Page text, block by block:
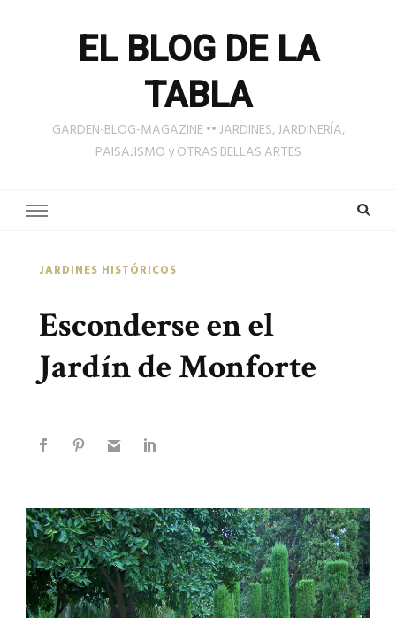
EL BLOG DE LA
TABLA
GARDEN-BLOG-MAGAZINE •• JARDINES, JARDINERÍA,
PAISAJISMO y OTRAS BELLAS ARTES
JARDINES HISTÓRICOS
Esconderse en el
Jardín de Monforte